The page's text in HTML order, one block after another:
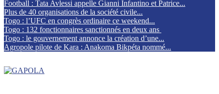
Football : Tata Avlessi appelle Gianni Infantino et Patrice...
Plus de 40 organisations de la société civile...
Togo : l’UFC en congrès ordinaire ce weekend...
Togo : 132 fonctionnaires sanctionnés en deux ans
Togo : le gouvernement annonce la création d’une...
Agropole pilote de Kara : Anakoma Bikpéta nommé...